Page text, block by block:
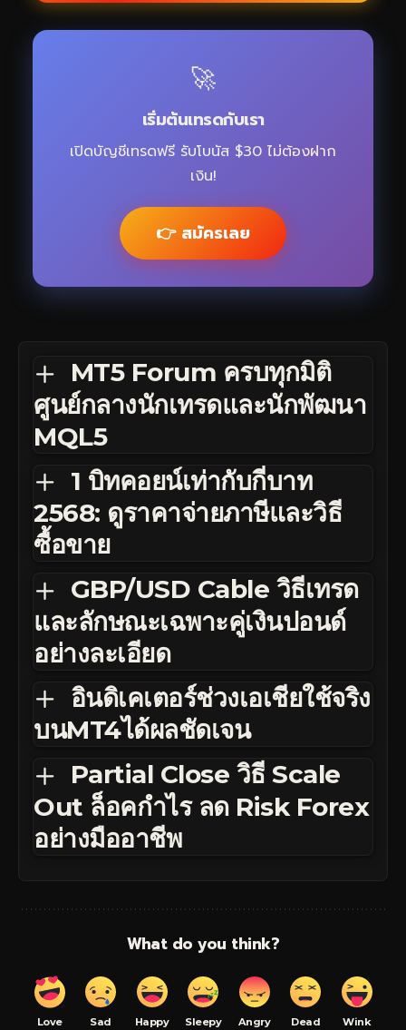
🚀
เริ่มต้นเทรดกับเรา
เปิดบัญชีเทรดฟรี รับโบนัส $30 ไม่ต้องฝาก
เงิน!
👉 สมัครเลย
MT5 Forum ครบทุกมิติ
ศูนย์กลางนักเทรดและนักพัฒนา
MQL5
1 บิทคอยน์เท่ากับกี่บาท
2568: ดูราคาจ่ายภาษีและวิธี
ซื้อขาย
GBP/USD Cable วิธีเทรด
และลักษณะเฉพาะคู่เงินปอนด์
อย่างละเอียด
อินดิเคเตอร์ช่วงเอเชียใช้จริง
บนMT4ได้ผลชัดเจน
Partial Close วิธี Scale
Out ล็อคกำไร ลด Risk Forex
อย่างมืออาชีพ
What do you think?
Love Sad Happy Sleepy Angry Dead Wink